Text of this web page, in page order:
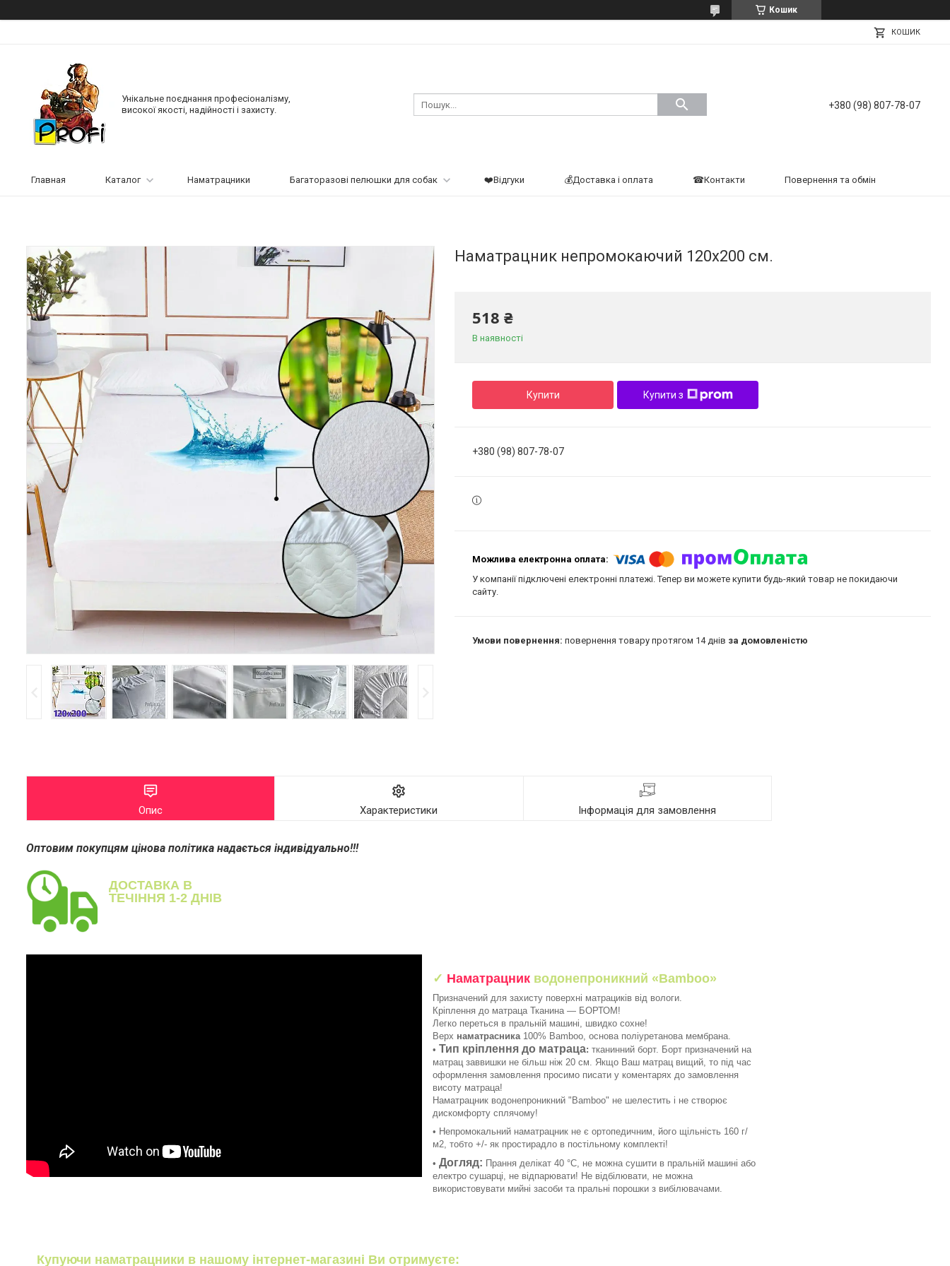
Кошик
КОШИК
Унікальне поєднання професіоналізму,
високої якості, надійності і захисту.
+380 (98) 807-78-07
Главная Каталог Наматрацники Багаторазові пелюшки для собак ❤️Відгуки 💰Доставка і оплата ☎Контакти Повернення та обмін
Наматрацник непромокаючий 120х200 см.
518 ₴
В наявності
Купити Купити з
+380 (98) 807-78-07
У компанії підключені електронні платежі. Тепер ви можете купити будь-який товар не покидаючи
сайту.
повернення товару протягом 14 днів за домовленістю
Опис Характеристики Інформація для замовлення
Оптовим покупцям цінова політика надається індивідуально!!!
ДОСТАВКА В
ТЕЧІННЯ 1-2 ДНІВ
✓ Наматрацник водонепроникний «Bamboo»
Призначений для захисту поверхні матрациків від вологи.
Кріплення до матраца Тканина — БОРТОМ!
Легко переться в пральній машині, швидко сохне!
Верх наматрасника100% Bamboo, основа поліуретанова мембрана.
• Тип кріплення до матраца: тканинний борт. Борт призначений на
матрац заввишки не більш ніж 20 см. Якщо Ваш матрац вищий, то під час
оформлення замовлення просимо писати у коментарях до замовлення
висоту матраца!
Наматрацник водонепроникний "Bamboo" не шелестить і не створює
дискомфорту сплячому!
• Непромокальний наматрацник не є ортопедичним, його щільність 160 г/
м2, тобто +/- як простирадло в постільному комплекті!
• Догляд: Прання делікат 40 °C, не можна сушити в пральній машині або
електро сушарці, не відпарювати! Не відбілювати, не можна
використовувати мийні засоби та пральні порошки з вибілювачами.
Купуючи наматрацники в нашому інтернет-магазині Ви отримуєте: